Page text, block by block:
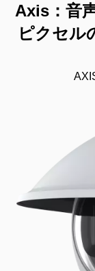
Axis：音
ピクセル